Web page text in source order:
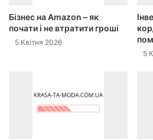
Бізнес на Amazon – як
почати і не втратити гроші
5 Квітня 2026
5